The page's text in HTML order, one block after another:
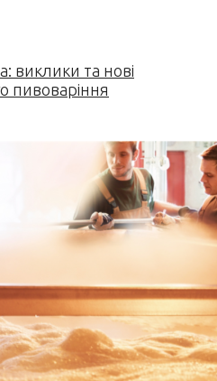
виклики та нові
пивоваріння